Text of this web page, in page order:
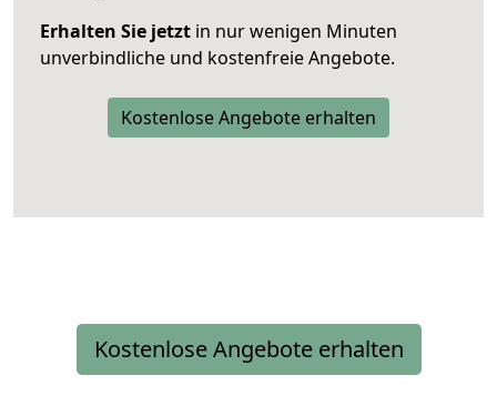
Erhalten Sie jetzt in nur wenigen Minuten
unverbindliche und kostenfreie Angebote.
Kostenlose Angebote erhalten
Kostenlose Angebote erhalten